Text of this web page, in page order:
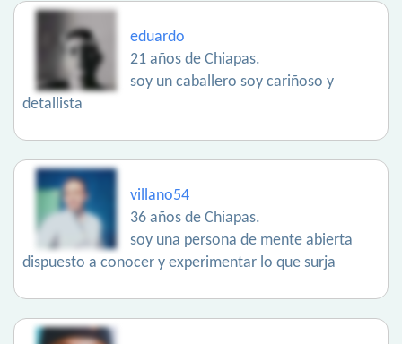
eduardo
21 años de Chiapas.
soy un caballero soy cariñoso y
detallista
villano54
36 años de Chiapas.
soy una persona de mente abierta
dispuesto a conocer y experimentar lo que surja